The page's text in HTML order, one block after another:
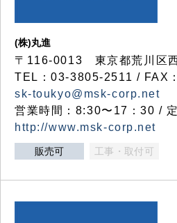
(株)丸進
〒116-0013 東京都荒川区
TEL：03-3805-2511 / FAX
sk-toukyo@msk-corp.net
営業時間：8:30〜17：30 /
http://www.msk-corp.net
販売可 工事・取付可